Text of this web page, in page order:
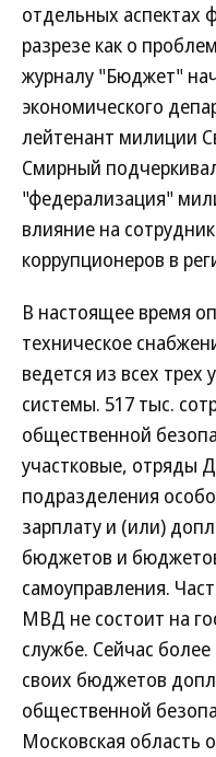
отдельных
разрезе как о
журналу "Бюджет"
экономического
лейтенант милиции
Смирный
"федерализация"
влияние на
коррупционеров в
В настоящее время
техническое
ведется из всех
системы. 517 тыс.
общественной
участковые,
подразделения
зарплату и (или)
бюджетов и
самоуправления.
МВД не состоит на
службе. Сейчас
своих бюджетов
общественной
Московская область